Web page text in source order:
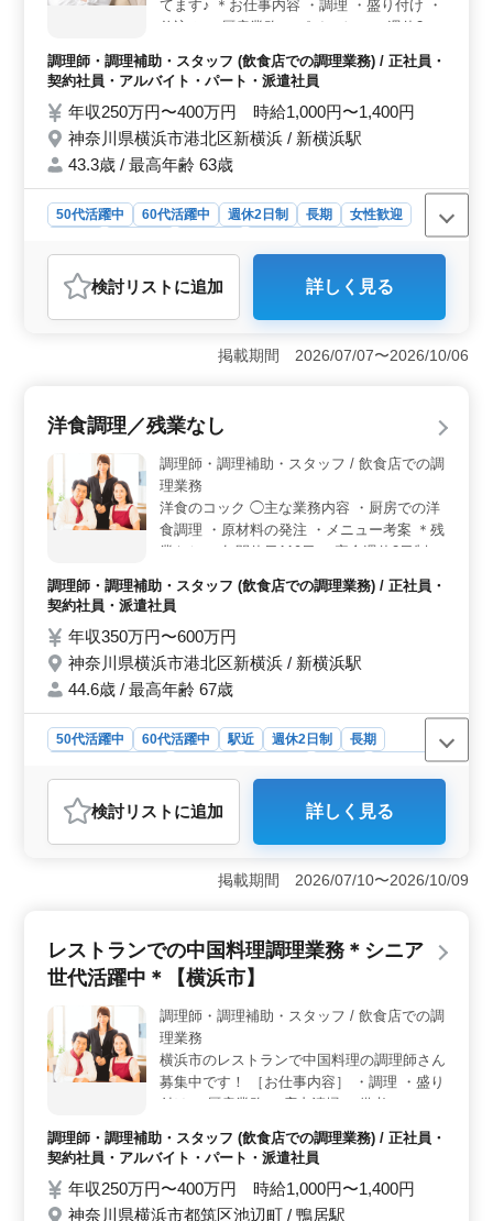
てます♪ ＊お仕事内容 ・調理 ・盛り付け ・
仕込み ・厨房業務 ＊ポイント！ ・週休2日
制 ・社会保険完備 ・50代、60代の採用実績
あり 皆様からのご応募お待ちしておりま
す！
調理師・調理補助・スタッフ (飲食店での調理業務) / 正社員・
契約社員・アルバイト・パート・派遣社員
年収250万円〜400万円 時給1,000円〜1,400円
神奈川県横浜市港北区新横浜 / 新横浜駅
43.3歳 / 最高年齢 63歳
50代活躍中 60代活躍中 週休2日制 長期
女性歓迎
おすすめポイント
＜中華料理の調理スタッフ募集＞ 横浜市の中華レスト
ランで調理師さんを募集中！ベテランから若手まで幅広
い世代が活躍しています。 ＜業務内容＞ 調理、盛
度＞ 週休2日制でプライベートも充実。仕事と生活のバ
ランスを取りやすい環境です。また、社会保険完備で安
心して働けます。 50代、60代の方の採用実績もあり、
幅広い世代が働いています。
検討リスト に追加 詳しく見る
掲載期間 2026/07/07〜2026/10/06
洋食調理／残業なし
調理師・調理補助・スタッフ / 飲食店での調
理業務
洋食のコック ◯主な業務内容 ・厨房での洋
食調理 ・原材料の発注 ・メニュー考案 ＊残
業なし ＊年間休日119日 ＊完全週休2日制
＊駅チカ ＊交通費支給 ＊賞与あり 充実した
待遇のもと、これまでのキャリアを活かせる
仕事です！ 共にお店を盛り上げてくださる
方、ぜひご応募ください！
調理師・調理補助・スタッフ (飲食店での調理業務) / 正社員・
契約社員・派遣社員
年収350万円〜600万円
神奈川県横浜市港北区新横浜 / 新横浜駅
44.6歳 / 最高年齢 67歳
50代活躍中 60代活躍中 駅近 週休2日制
長期
契約社員
調理師・調理補助・スタッフ
おすすめポイント
＜経験を活かせる洋食調理業務＞ 厨房での洋食調理や
原材料の発注、メニュー考案まで担当します。これまで
の調理経験を活かし、即戦力として活躍できます。
週休2日制・年間休日119日で、十分な休みを取りながら
プライベートとも両立しやすい環境です。 ＜駅徒歩
やすい環境です。交通費支給や賞与があり、各種保険完
備で安心して勤務できる待遇がそろっています。
検討リスト に追加 詳しく見る
掲載期間 2026/07/10〜2026/10/09
レストランでの中国料理調理業務＊シニア
世代活躍中＊【横浜市】
調理師・調理補助・スタッフ / 飲食店での調
理業務
横浜市のレストランで中国料理の調理師さん
募集中です！ ［お仕事内容］ ・調理 ・盛り
付け ・厨房業務 ・店内清掃 ［備考］ ＊シ
フト制 ＊交通費実費支給 まずはお問い合わ
せください☆
調理師・調理補助・スタッフ (飲食店での調理業務) / 正社員・
契約社員・アルバイト・パート・派遣社員
年収250万円〜400万円 時給1,000円〜1,400円
神奈川県横浜市都筑区池辺町 / 鴨居駅